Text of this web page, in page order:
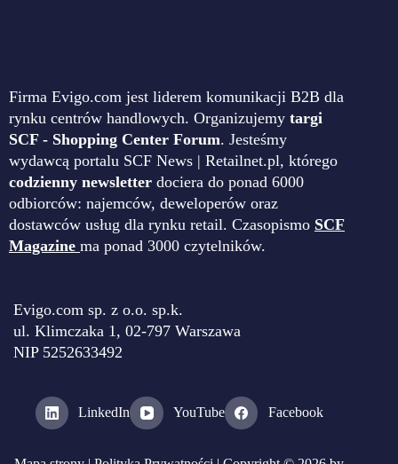
Firma Evigo.com jest liderem komunikacji B2B dla
rynku centrów handlowych. Organizujemy targi
SCF - Shopping Center Forum. Jesteśmy
wydawcą portalu SCF News | Retailnet.pl, którego
codzienny newsletter dociera do ponad 6000
odbiorców: najemców, deweloperów oraz
dostawców usług dla rynku retail. Czasopismo SCF
Magazine ma ponad 3000 czytelników.
Evigo.com sp. z o.o. sp.k.
ul. Klimczaka 1, 02-797 Warszawa
NIP 5252633492
LinkedIn YouTube Facebook